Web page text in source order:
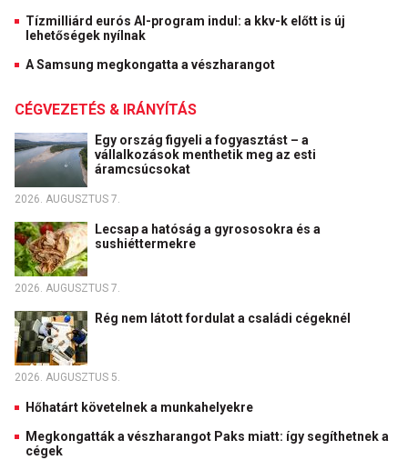
Tízmilliárd eurós AI-program indul: a kkv-k előtt is új
lehetőségek nyílnak
A Samsung megkongatta a vészharangot
CÉGVEZETÉS & IRÁNYÍTÁS
Egy ország figyeli a fogyasztást – a
vállalkozások menthetik meg az esti
áramcsúcsokat
2026. AUGUSZTUS 7.
Lecsap a hatóság a gyrososokra és a
sushiéttermekre
2026. AUGUSZTUS 7.
Rég nem látott fordulat a családi cégeknél
2026. AUGUSZTUS 5.
Hőhatárt követelnek a munkahelyekre
Megkongatták a vészharangot Paks miatt: így segíthetnek a
cégek